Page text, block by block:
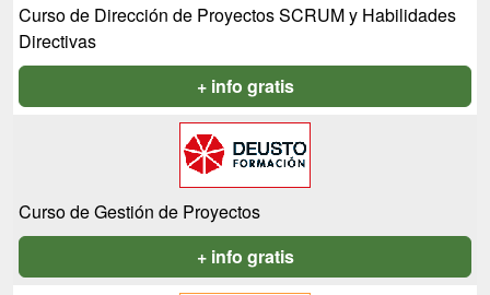
Curso de Dirección de Proyectos SCRUM y Habilidades
Directivas
+ info gratis
Curso de Gestión de Proyectos
+ info gratis